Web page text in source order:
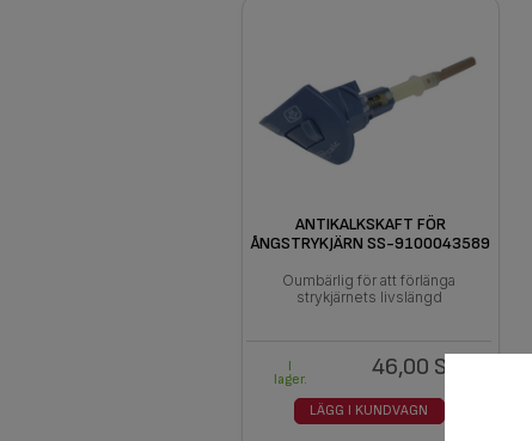
ANTIKALKSKAFT FÖR
ÅNGSTRYKJÄRN SS-9100043589
Oumbärlig för att förlänga
strykjärnets livslängd
46,00 SEK
I
lager.
LÄGG I KUNDVAGN